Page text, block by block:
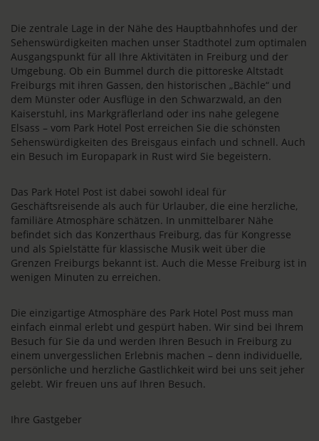
Die zentrale Lage in der Nähe des Hauptbahnhofes und der
Sehenswürdigkeiten machen unser Stadthotel zum optimalen
Ausgangspunkt für all Ihre Aktivitäten in Freiburg und der
Umgebung. Ob ein Bummel durch die pittoreske Altstadt
Freiburgs mit ihren Gassen, den historischen „Bächle“ und
dem Münster oder Ausflüge in den Schwarzwald, an den
Kaiserstuhl, ins Markgräflerland oder ins nahe gelegene
Elsass – vom Park Hotel Post erreichen Sie die schönsten
Sehenswürdigkeiten des Breisgaus einfach und schnell. Auch
ein Besuch im Europapark in Rust wird Sie begeistern.
Das Park Hotel Post ist dabei sowohl ideal für
Geschäftsreisende als auch für Urlauber, die eine herzliche,
familiäre Atmosphäre schätzen. In unmittelbarer Nähe
befindet sich das Konzerthaus Freiburg, das für Kongresse
und als Spielstätte für klassische Musik weit über die
Grenzen Freiburgs bekannt ist. Auch die Messe Freiburg ist in
wenigen Minuten zu erreichen.
Die einzigartige Atmosphäre des Park Hotel Post muss man
einfach einmal erlebt und gespürt haben. Wir sind bei Ihrem
Besuch für Sie da und werden Ihren Besuch in Freiburg zu
einem unvergesslichen Erlebnis machen – denn individuelle,
persönliche und herzliche Gastlichkeit wird bei uns seit jeher
gelebt. Wir freuen uns auf Ihren Besuch.
Ihre Gastgeber